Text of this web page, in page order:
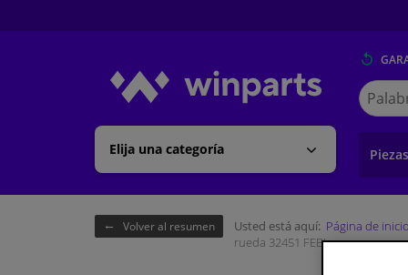
Elija una categoría
Buscar
en
Volver al resumen Usted está aquí: Página de inicio
rueda 32451 FEBI